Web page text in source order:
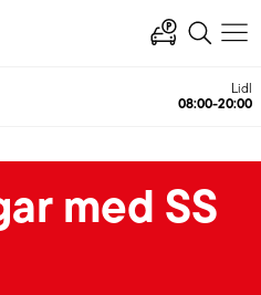
Lidl
08:00-20:00
med SS